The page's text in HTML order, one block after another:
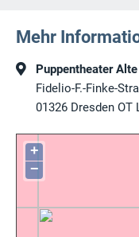
Mehr
Puppentheater
Fidelio-F.-Finke-
01326 Dresden OT
+
−